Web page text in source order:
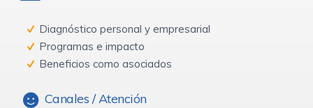
Diagnóstico personal y empresarial
Programas e impacto
Beneficios como asociados
Canales / Atención